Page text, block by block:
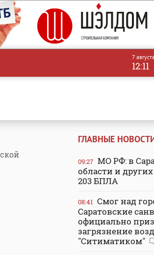
7 августа
12:11
ГЛАВНЫЕ
09:27 МО РФ: в
области и
203 БПЛА
08:41 Смог над
Саратовские
официально
загрязнение
"Ситиматиком"